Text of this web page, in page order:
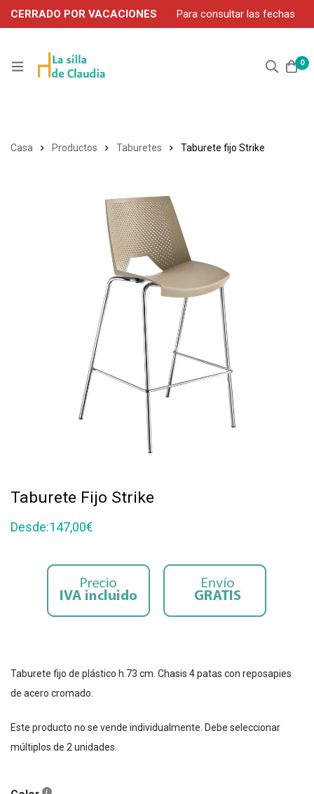
CERRADO POR VACACIONES
Para consultar las fechas
de servicio durante agosto, contacte por WhatsApp: 663 302
0
Casa Productos Taburetes Taburete fijo Strike
Taburete Fijo Strike
Desde:147,00€
Taburete fijo de plástico h.73 cm. Chasis 4 patas con reposapies
de acero cromado.
Este producto no se vende individualmente. Debe seleccionar
múltiplos de 2 unidades.